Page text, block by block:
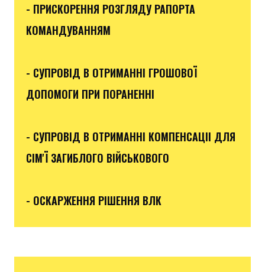
- ПРИСКОРЕННЯ РОЗГЛЯДУ РАПОРТА
КОМАНДУВАННЯМ
- СУПРОВІД В ОТРИМАННІ ГРОШОВОЇ
ДОПОМОГИ ПРИ ПОРАНЕННІ
- СУПРОВІД В ОТРИМАННІ КОМПЕНСАЦІІ ДЛЯ
СІМ'Ї ЗАГИБЛОГО ВІЙСЬКОВОГО
- ОСКАРЖЕННЯ РІШЕННЯ ВЛК